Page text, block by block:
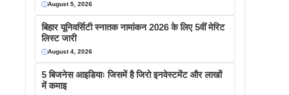
August 5, 2026
बिहार यूनिवर्सिटी स्नातक नामांकन 2026 के लिए 5वीं मेरिट
लिस्ट जारी
August 4, 2026
5 बिजनेस आइडियाः जिसमें है जिरो इनवेस्टमेंट और लाखों
में कमाइ